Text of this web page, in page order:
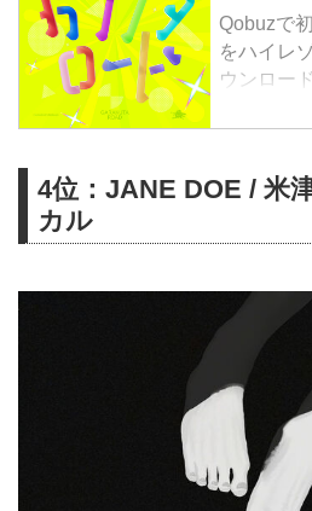
Qobuzで
をハイレ
ウンロー
サブスク
から
4位：JANE DOE / 米
カル